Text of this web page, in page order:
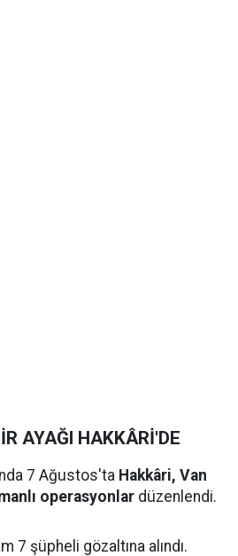
AYAĞI HAKKÂRİ'DE
7 Ağustos'ta Hakkâri, Van
operasyonlar düzenlendi.
7 şüpheli gözaltına alındı.